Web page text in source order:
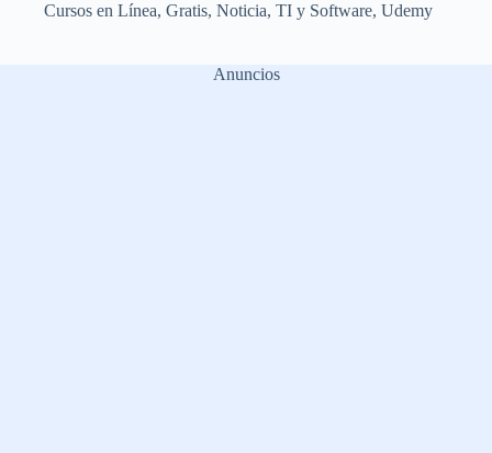
Cursos en Línea,Gratis,Noticia,TI y Software,Udemy
Anuncios